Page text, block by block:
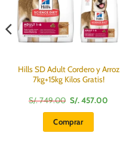
Hills SD Adult Cordero y Arroz
7kg+15kg Kilos Gratis!
S/.749.00 El
precio
original
era:
S/.
S/.457.00
Comprar